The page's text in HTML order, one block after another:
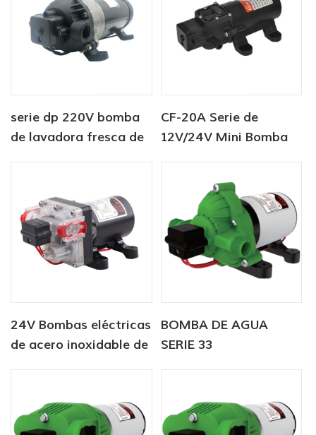
serie dp 220V bomba
de lavadora fresca de
CF-20A Serie de
12V/24V Mini Bomba
24V Bombas eléctricas
de acero inoxidable de
BOMBA DE AGUA
SERIE 33